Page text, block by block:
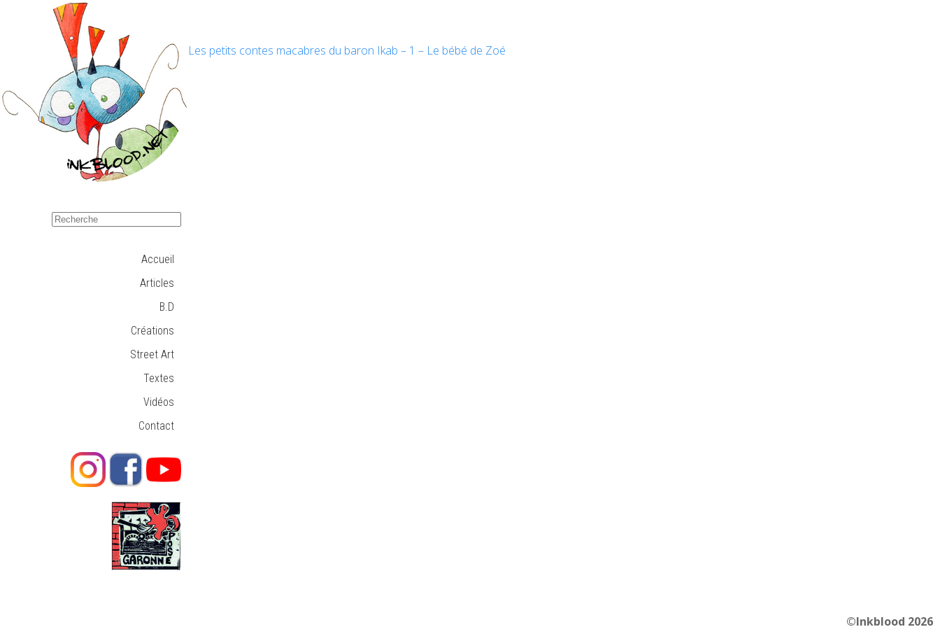
Accueil
Articles
B.D
Créations
Street Art
Textes
Vidéos
Contact
Les petits contes macabres du baron Ikab – 1 – Le bébé de Zoé
©Inkblood 2026